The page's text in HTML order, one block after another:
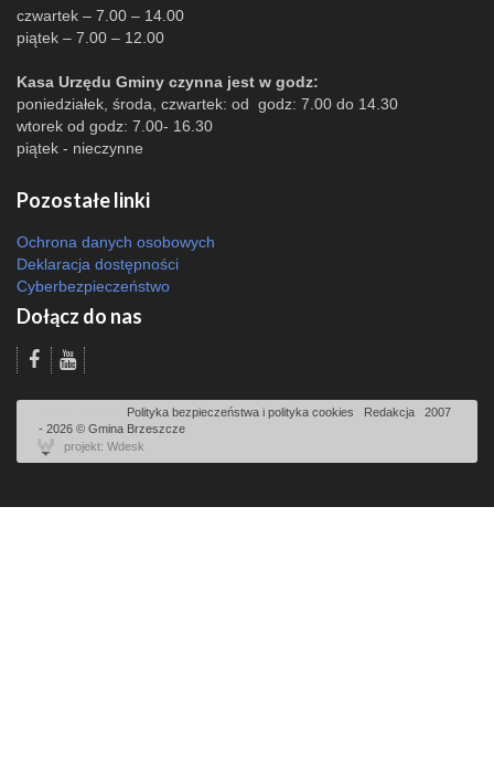
czwartek – 7.00 – 14.00
piątek – 7.00 – 12.00
Kasa Urzędu Gminy czynna jest w godz:
poniedziałek, środa, czwartek: od godz: 7.00 do 14.30
wtorek od godz: 7.00- 16.30
piątek - nieczynne
Pozostałe linki
Ochrona danych osobowych
Deklaracja dostępności
Cyberbezpieczeństwo
Dołącz do nas
Polityka bezpieczeństwa i polityka cookies Redakcja
2007
- 2026 © Gmina Brzeszcze
projekt: Wdesk